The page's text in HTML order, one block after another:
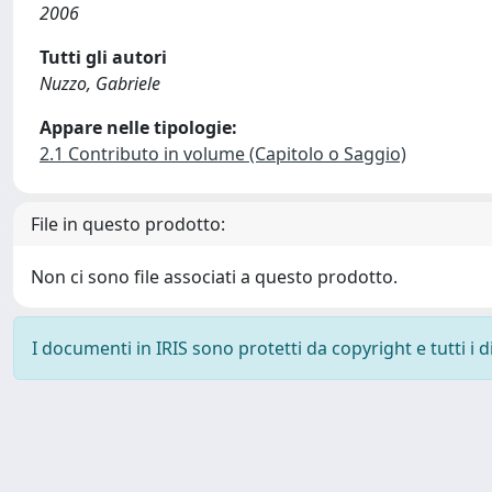
2006
Tutti gli autori
Nuzzo, Gabriele
Appare nelle tipologie:
2.1 Contributo in volume (Capitolo o Saggio)
File in questo prodotto:
Non ci sono file associati a questo prodotto.
I documenti in IRIS sono protetti da copyright e tutti i